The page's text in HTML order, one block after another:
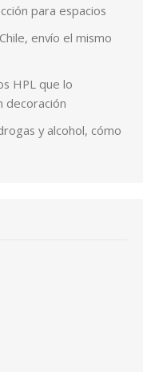
para espacios
envío el mismo
HPL que lo
decoración
y alcohol, cómo